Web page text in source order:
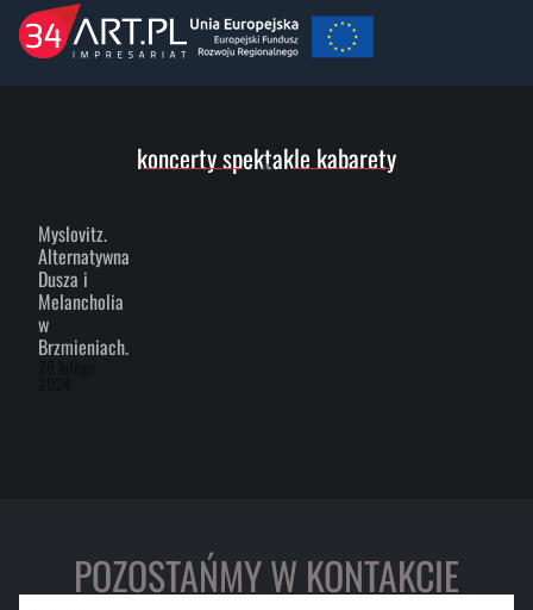
koncerty spektakle kabarety
Myslovitz.
Alternatywna
Dusza i
Melancholia
w
Brzmieniach.
POZOSTAŃMY W KONTAKCIE